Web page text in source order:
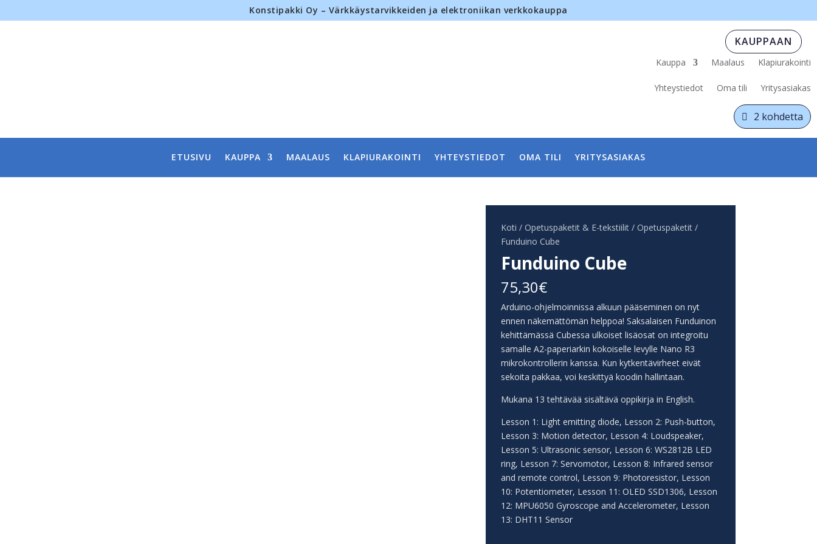
Konstipakki Oy – Värkkäystarvikkeiden ja elektroniikan verkkokauppa
KAUPPAAN
Kauppa Maalaus Klapiurakointi
Yhteystiedot Oma tili Yritysasiakas
2 kohdetta
ETUSIVU KAUPPA MAALAUS KLAPIURAKOINTI YHTEYSTIEDOT OMA TILI YRITYSASIAKAS
Koti / Opetuspaketit & E-tekstiilit/ Opetuspaketit/
Funduino Cube
Funduino Cube
75,30€
Arduino-ohjelmoinnissa alkuun pääseminen on nyt
ennen näkemättömän helppoa! Saksalaisen Funduinon
kehittämässä Cubessa ulkoiset lisäosat on integroitu
samalle A2-paperiarkin kokoiselle levylle Nano R3
mikrokontrollerin kanssa. Kun kytkentävirheet eivät
sekoita pakkaa, voi keskittyä koodin hallintaan.
Mukana 13 tehtävää sisältävä oppikirja in English.
Lesson 1: Light emitting diode, Lesson 2: Push-button,
Lesson 3: Motion detector, Lesson 4: Loudspeaker,
Lesson 5: Ultrasonic sensor, Lesson 6: WS2812B LED
ring, Lesson 7: Servomotor, Lesson 8: Infrared sensor
and remote control, Lesson 9: Photoresistor, Lesson
10: Potentiometer, Lesson 11: OLED SSD1306, Lesson
12: MPU6050 Gyroscope and Accelerometer, Lesson
13: DHT11 Sensor